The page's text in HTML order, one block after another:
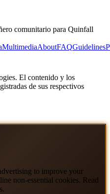
comunitario para Quinfall
MultimediaAboutFAQGuidelines
El contenido y los
de sus respectivos
to improve your
non-essential cookies. Read